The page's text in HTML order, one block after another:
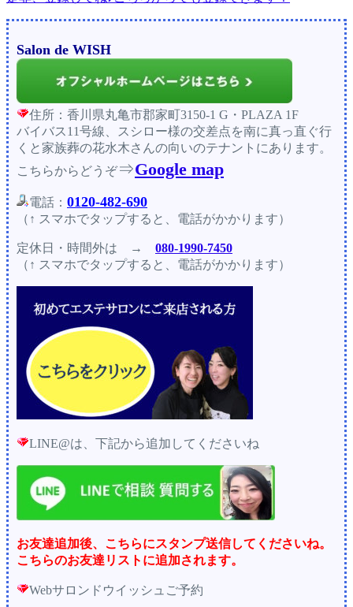
Salon de WISH
住所：香川県丸亀市郡家町3150-1 G・PLAZA 1F
バイバス11号線、スシロー様の交差点を南に真っ直ぐ行
くと家族葬の花水木さんの向いのテナントにあります。
こちらからどうぞ⇒Google map
電話： 0120-482-690
（↑ スマホでタップすると、電話がかかります）
定休日・時間外は →
080-1990-7450
（↑ スマホでタップすると、電話がかかります）
LINE@は、下記から追加してくださいね
お友達追加後、こちらにスタンプ送信してくださいね。
こちらのお友達リストに追加されます。
Webサロンドウイッシュご予約